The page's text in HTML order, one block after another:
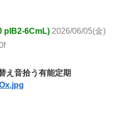
pIB2-6CmL) 2026/06/05(金)
え音拾う有能定期